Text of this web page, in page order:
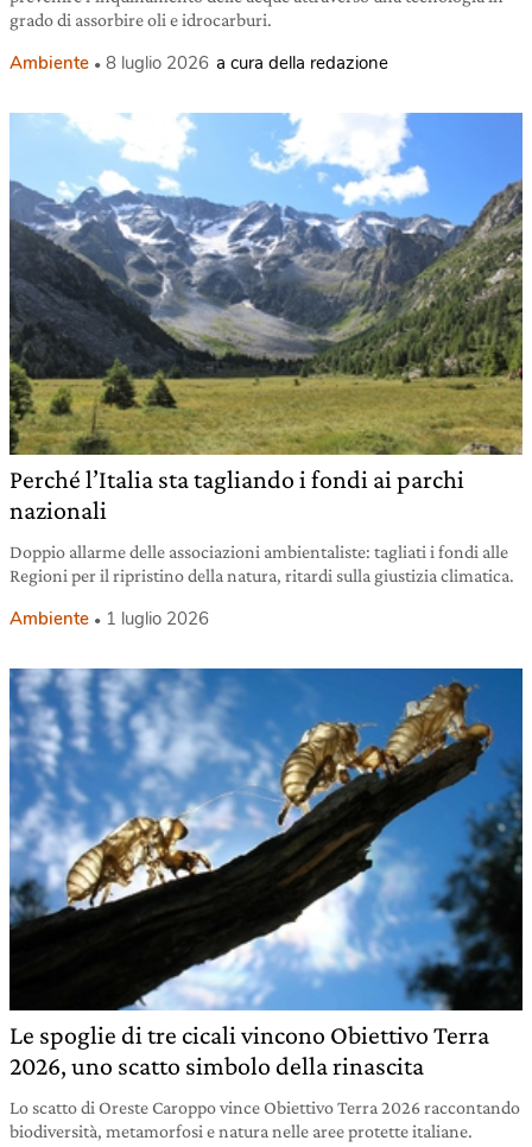
grado di assorbire oli e idrocarburi.
Ambiente 8 luglio 2026 a cura della redazione
Perché l’Italia sta tagliando i fondi ai parchi
nazionali
Doppio allarme delle associazioni ambientaliste: tagliati i fondi alle
Regioni per il ripristino della natura, ritardi sulla giustizia climatica.
Ambiente 1 luglio 2026
Le spoglie di tre cicali vincono Obiettivo Terra
2026, uno scatto simbolo della rinascita
Lo scatto di Oreste Caroppo vince Obiettivo Terra 2026 raccontando
biodiversità, metamorfosi e natura nelle aree protette italiane.